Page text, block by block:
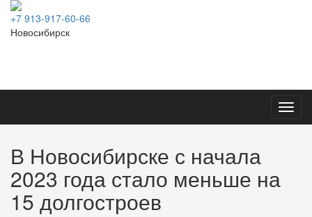
+7 913-917-60-66
Новосибирск
В Новосибирске с начала
2023 года стало меньше на
15 долгостроев